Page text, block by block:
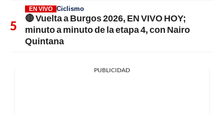
EN VIVO Ciclismo
🔴 Vuelta a Burgos 2026, EN VIVO HOY;
minuto a minuto de la etapa 4, con Nairo
Quintana
PUBLICIDAD